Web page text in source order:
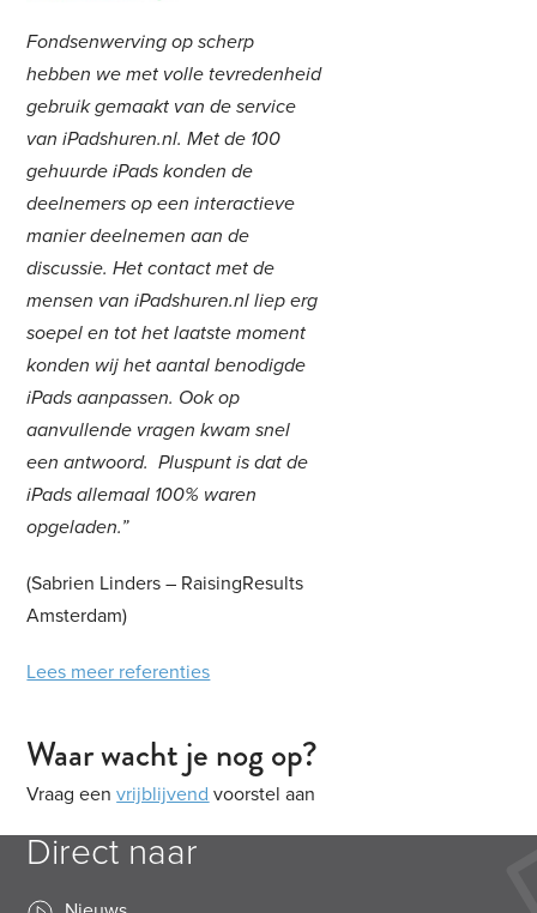
Fondsenwerving op scherp
hebben we met volle tevredenheid
gebruik gemaakt van de service
van iPadshuren.nl. Met de 100
gehuurde iPads konden de
deelnemers op een interactieve
manier deelnemen aan de
discussie. Het contact met de
mensen van iPadshuren.nl liep erg
soepel en tot het laatste moment
konden wij het aantal benodigde
iPads aanpassen. Ook op
aanvullende vragen kwam snel
een antwoord. Pluspunt is dat de
iPads allemaal 100% waren
opgeladen.”
(Sabrien Linders – RaisingResults
Amsterdam)
Lees meer referenties
Waar wacht je nog op?
Vraag eenvrijblijvend voorstel aan
Direct naar